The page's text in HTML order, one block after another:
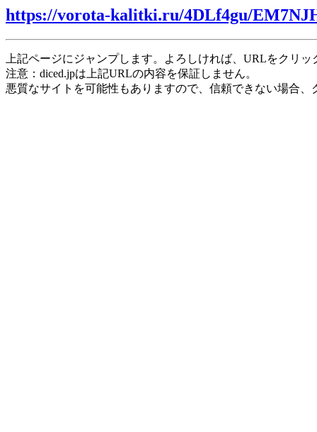
https://vorota-kalitki.ru/4DLf4gu/
上記ページにジャンプします。よろしければ、URLをクリ
注意：diced.jpは上記URLの内容を保証しません。
悪質なサイトを可能性もありますので、信頼できない場合、